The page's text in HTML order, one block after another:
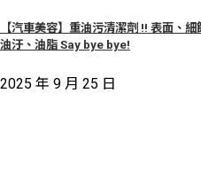
【汽車美容】重油污清潔劑 !! 表面、
油汙、油脂 Say bye bye!
2025 年 9 月 25 日